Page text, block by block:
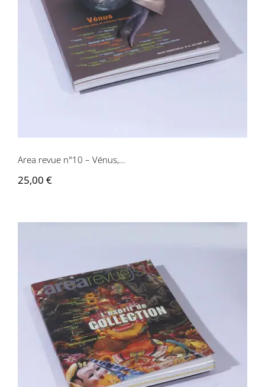
Area revue n°10 – Vénus,…
Area revue n°10 – Vénus,…
25,00 €
Area revue n°9 – L’espirit de collection